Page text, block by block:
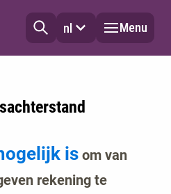
nl Menu
is om van
rekening te